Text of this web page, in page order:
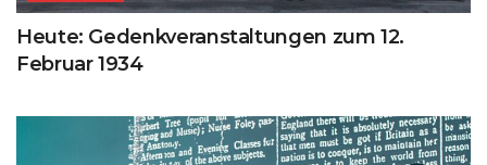
Heute: Gedenkveranstaltungen zum 12.
Februar 1934